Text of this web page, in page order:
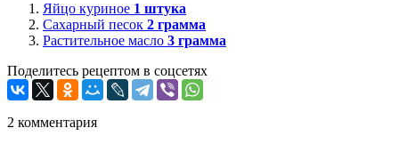
Яйцо куриное 1 штука
Сахарный песок 2 грамма
Растительное масло 3 грамма
Поделитесь рецептом в соцсетях
2 комментария